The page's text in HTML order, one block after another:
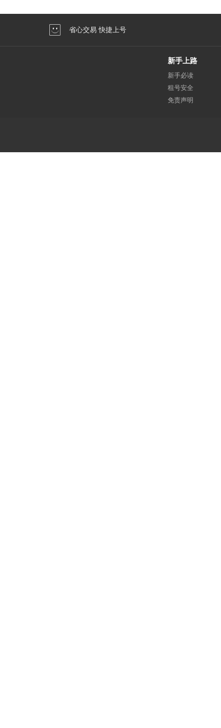
省心交易 快捷上号
新手上路
新手必读
租号安全
免责声明